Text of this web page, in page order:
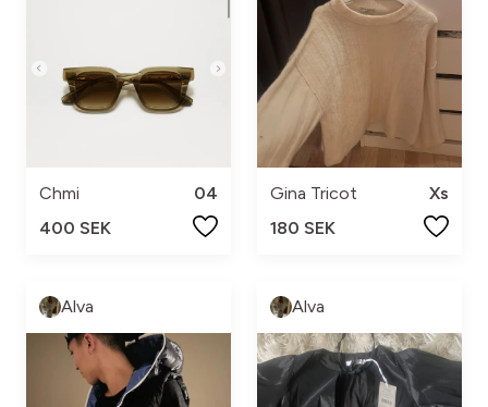
Chmi
04
400 SEK
Gina Tricot
Xs
180 SEK
Alva Alva